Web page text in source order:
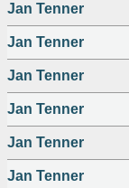
Jan Tenner
Jan Tenner
Jan Tenner
Jan Tenner
Jan Tenner
Jan Tenner